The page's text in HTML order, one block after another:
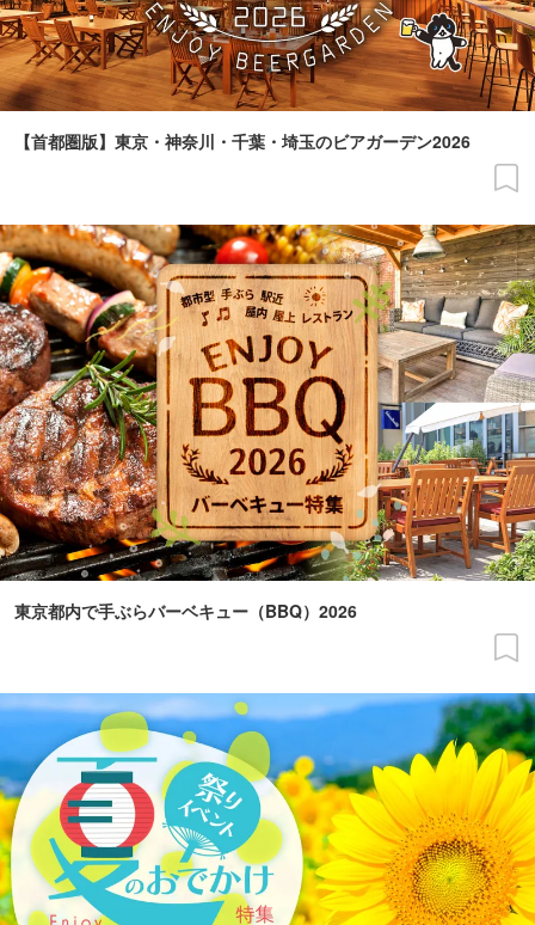
【首都圏版】東京・神奈川・千葉・埼玉のビアガーデン2026
東京都内で手ぶらバーベキュー（BBQ）2026